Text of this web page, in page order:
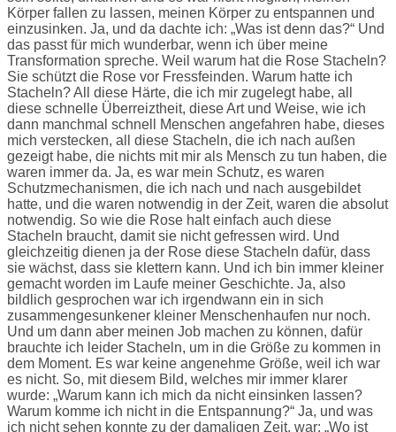
Körper fallen zu lassen, meinen Körper zu entspannen und
einzusinken. Ja, und da dachte ich: „Was ist denn das?“ Und
das passt für mich wunderbar, wenn ich über meine
Transformation spreche. Weil warum hat die Rose Stacheln?
Sie schützt die Rose vor Fressfeinden. Warum hatte ich
Stacheln? All diese Härte, die ich mir zugelegt habe, all
diese schnelle Überreiztheit, diese Art und Weise, wie ich
dann manchmal schnell Menschen angefahren habe, dieses
mich verstecken, all diese Stacheln, die ich nach außen
gezeigt habe, die nichts mit mir als Mensch zu tun haben, die
waren immer da. Ja, es war mein Schutz, es waren
Schutzmechanismen, die ich nach und nach ausgebildet
hatte, und die waren notwendig in der Zeit, waren die absolut
notwendig. So wie die Rose halt einfach auch diese
Stacheln braucht, damit sie nicht gefressen wird. Und
gleichzeitig dienen ja der Rose diese Stacheln dafür, dass
sie wächst, dass sie klettern kann. Und ich bin immer kleiner
gemacht worden im Laufe meiner Geschichte. Ja, also
bildlich gesprochen war ich irgendwann ein in sich
zusammengesunkener kleiner Menschenhaufen nur noch.
Und um dann aber meinen Job machen zu können, dafür
brauchte ich leider Stacheln, um in die Größe zu kommen in
dem Moment. Es war keine angenehme Größe, weil ich war
es nicht. So, mit diesem Bild, welches mir immer klarer
wurde: „Warum kann ich mich da nicht einsinken lassen?
Warum komme ich nicht in die Entspannung?“ Ja, und was
ich nicht sehen konnte zu der damaligen Zeit, war: „Wo ist